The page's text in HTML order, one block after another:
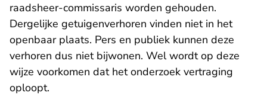
raadsheer-commissaris worden gehouden.
Dergelijke getuigenverhoren vinden niet in het
openbaar plaats. Pers en publiek kunnen deze
verhoren dus niet bijwonen. Wel wordt op deze
wijze voorkomen dat het onderzoek vertraging
oploopt.